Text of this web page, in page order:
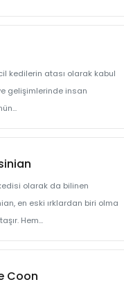
kedilerin atası olarak kabul
gelişimlerinde insan
olarak da bilinen
en eski ırklardan biri olma
Hem...
Coon